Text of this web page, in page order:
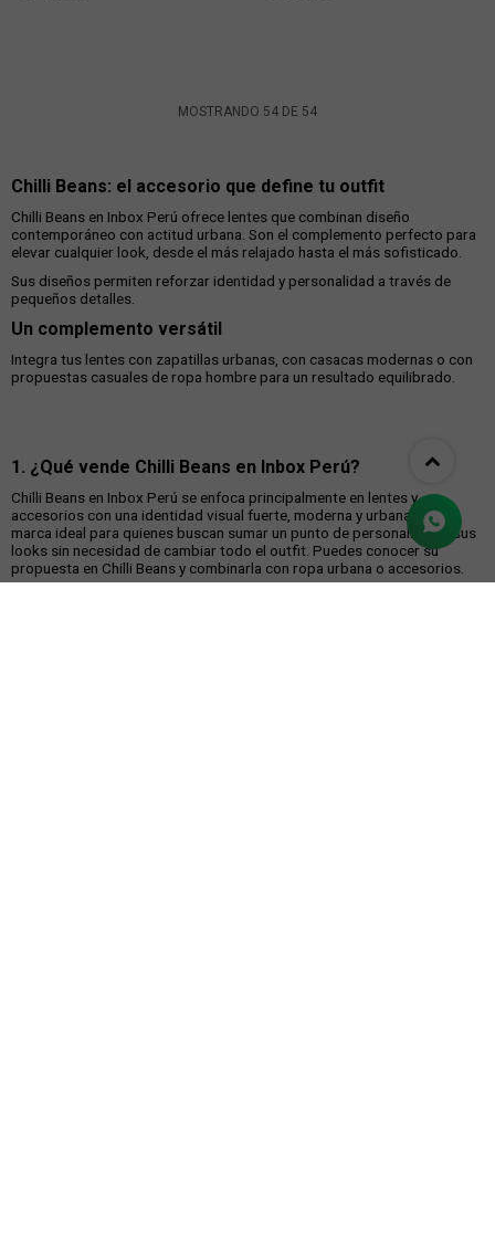
MOSTRANDO 54 DE 54
Chilli Beans: el accesorio que define tu outfit
Chilli Beans en Inbox Perú ofrece lentes que combinan diseño
contemporáneo con actitud urbana. Son el complemento perfecto para
elevar cualquier look, desde el más relajado hasta el más sofisticado.
Sus diseños permiten reforzar identidad y personalidad a través de
pequeños detalles.
Un complemento versátil
Integra tus lentes con zapatillas urbanas, con casacas modernas o con
propuestas casuales de ropa hombre para un resultado equilibrado.
1. ¿Qué vende Chilli Beans en Inbox Perú?
Chilli Beans en Inbox Perú se enfoca principalmente en lentes y
accesorios con una identidad visual fuerte, moderna y urbana. Es una
marca ideal para quienes buscan sumar un punto de personalidad a sus
looks sin necesidad de cambiar todo el outfit. Puedes conocer su
propuesta en Chilli Beans y combinarla con ropa urbana o accesorios.